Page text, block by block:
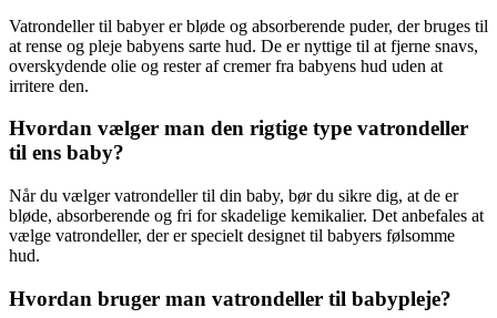
Vatrondeller til babyer er bløde og absorberende puder, der bruges til
at rense og pleje babyens sarte hud. De er nyttige til at fjerne snavs,
overskydende olie og rester af cremer fra babyens hud uden at
irritere den.
Hvordan vælger man den rigtige type vatrondeller
til ens baby?
Når du vælger vatrondeller til din baby, bør du sikre dig, at de er
bløde, absorberende og fri for skadelige kemikalier. Det anbefales at
vælge vatrondeller, der er specielt designet til babyers følsomme
hud.
Hvordan bruger man vatrondeller til babypleje?